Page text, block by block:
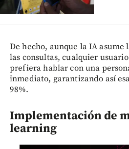
De hecho, aunque la IA asume
las consultas, cualquier
prefiera hablar con una
inmediato, garantizando así
98%.
Implementación de
learning